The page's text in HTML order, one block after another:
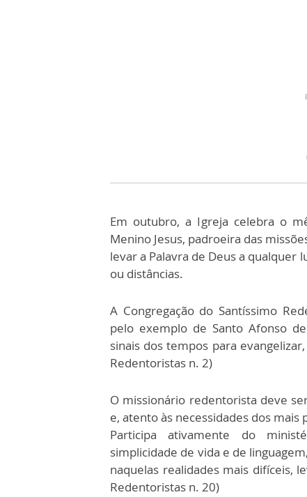
Em outubro, a Igreja celebra o
Menino Jesus, padroeira das
levar a Palavra de Deus a qualquer
ou distâncias.
A Congregação do Santíssimo
pelo exemplo de Santo Afonso
sinais dos tempos para
Redentoristas n. 2)
O missionário redentorista deve
e, atento às necessidades dos
Participa ativamente do
simplicidade de vida e de
naquelas realidades mais difíceis,
Redentoristas n. 20)